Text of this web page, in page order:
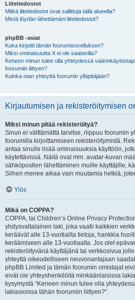
Liitetiedostot
Mitkä liitetiedostot ovat sallittuja tällä alueella?
Mistä löydän lähettämäni liitetiedostot?
phpBB -asiat
Kuka kirjoitti tämän foorumisovelluksen?
Miksi ominaisuutta X ei ole saatavilla?
Keneen minun tulee olla yhteydessä
foorumiin liittyen?
Kuinka otan yhteyttä foorumin ylläpitäjään?
Kirjautumisen ja rekisteröitymisen
Miksi minun pitää rekisteröityä?
Sinun ei välttämättä tarvitse, riippuu foorumin
foorumilla kirjoittamiseen rekisteröitymistä.
antaa sinulle lisää ominaisuuksia käyttöön,
käytettävissä. Näitä ovat mm. avatar-kuvan
sähköpostien lähettäminen muille käyttäjille,
Siihen menee aikaa vain muutamia hetkiä,
Ylös
Mikä on COPPA?
COPPA, tai Children’s Online Privacy
yhdysvaltalainen laki, joka vaatii kaikkien
keräävät alle 13-vuotiailta tietoja, hankkia
keräämiseen alle 13-vuotiaalta. Jos olet
rekisteröityvänä käyttäjänä tai verkkosivua
yhteyttä oikeudelliseen neuvonantajaan
phpBB Limited ja tämän foorumin omistajat
eivät ole yhteyshenkilöitä minkäänlaisissa
kysymystä “Keneen minun tulee olla
lakiasioissa tähän foorumiin liittyen?”.